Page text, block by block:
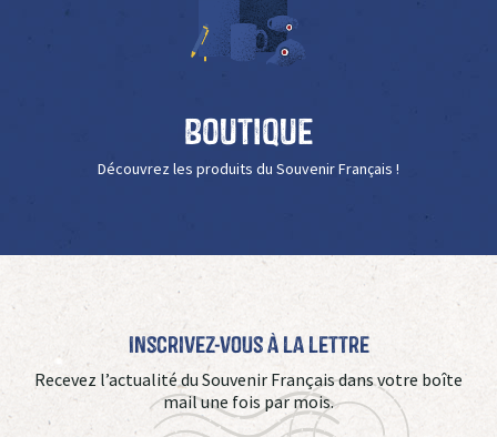
Boutique
Découvrez les produits du Souvenir Français !
Inscrivez-vous à La Lettre
Recevez l’actualité du Souvenir Français dans votre boîte
mail une fois par mois.